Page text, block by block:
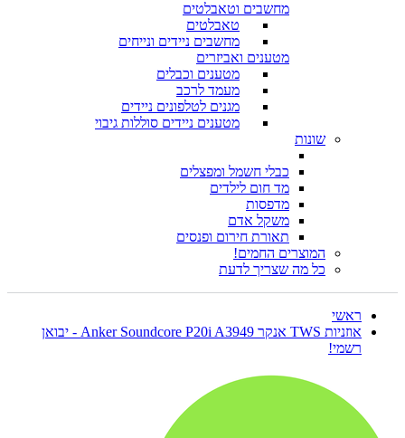
מחשבים וטאבלטים
טאבלטים
מחשבים ניידים ונייחים
מטענים ואביזרים
מטענים וכבלים
מעמד לרכב
מגנים לטלפונים ניידים
מטענים ניידים סוללות גיבוי
שונות
כבלי חשמל ומפצלים
מד חום לילדים
מדפסות
משקל אדם
תאורת חירום ופנסים
המוצרים החמים!
כל מה שצריך לדעת
ראשי
אוזניות TWS אנקר Anker Soundcore P20i A3949 - יבואן
רשמי!